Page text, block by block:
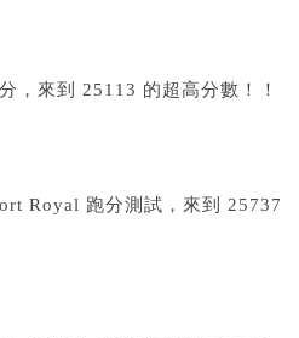
，來到 25113 的超高分數！！
Royal 跑分測試，來到 25737